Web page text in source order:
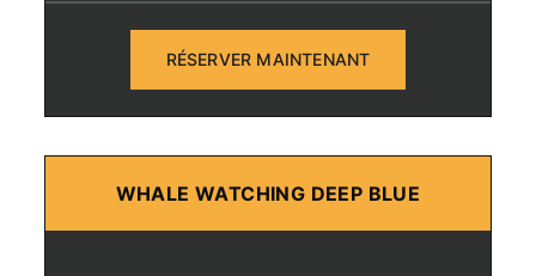
RÉSERVER MAINTENANT
WHALE WATCHING DEEP BLUE